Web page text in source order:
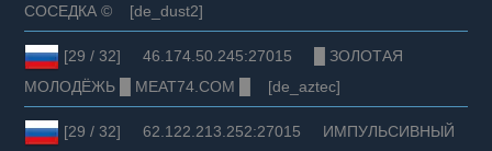
СОСЕДКА © [de_dust2]
[29 / 32] 46.174.50.245:27015 █ ЗОЛОТАЯ
МОЛОДЁЖЬ █ MEAT74.COM █ [de_aztec]
[29 / 32] 62.122.213.252:27015 ИМПУЛЬСИВНЫЙ